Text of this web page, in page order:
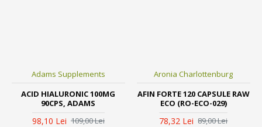
Adams Supplements
ACID HIALURONIC 100MG
90CPS, ADAMS
98,10 Lei 109,00 Lei
Aronia Charlottenburg
AFIN FORTE 120 CAPSULE RAW
ECO (RO-ECO-029)
78,32 Lei 89,00 Lei